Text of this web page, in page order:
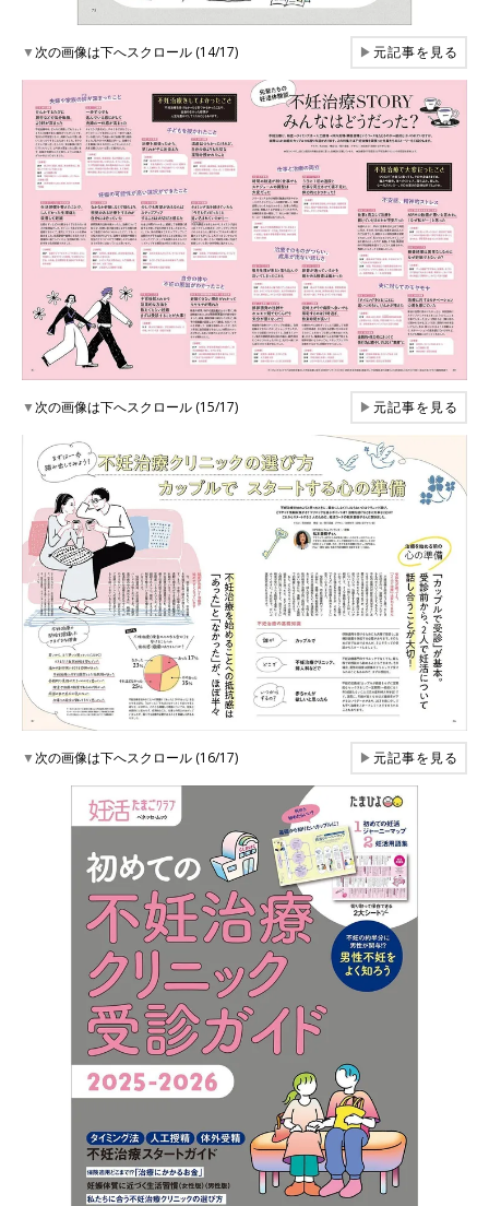
▼次の画像は下へスクロール (14/17) ▶元記事を見る
▼次の画像は下へスクロール (15/17) ▶元記事を見る
▼次の画像は下へスクロール (16/17) ▶元記事を見る